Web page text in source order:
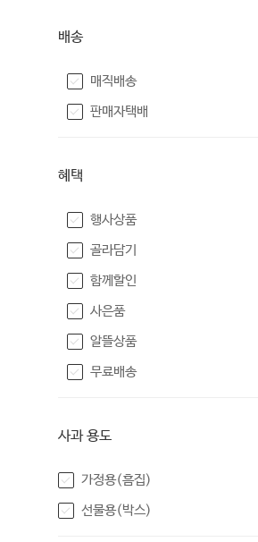
배송
매직배송
판매자택배
혜택
행사상품
골라담기
함께할인
사은품
알뜰상품
무료배송
사과 용도
가정용(흠집)
선물용(박스)